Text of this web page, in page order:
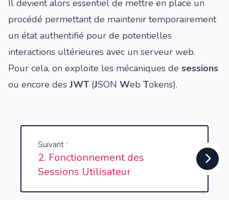
Il devient alors essentiel de mettre en place un
procédé permettant de maintenir temporairement
un état authentifié pour de potentielles
interactions ultérieures avec un serveur web.
Pour cela, on exploite les mécaniques de sessions
ou encore des JWT (JSON Web Tokens).
Suivant :
2. Fonctionnement des
Sessions Utilisateur